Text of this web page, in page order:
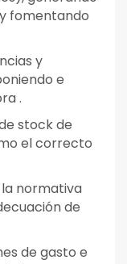
fomentando
y
e
.
stock de
el correcto
normativa
de
de gasto e